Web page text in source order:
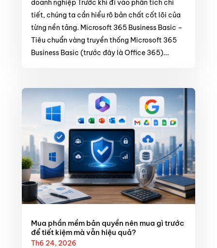
doanh nghiệp Trước khi đi vào phân tích chi
tiết, chúng ta cần hiểu rõ bản chất cốt lõi của
từng nền tảng. Microsoft 365 Business Basic –
Tiêu chuẩn vàng truyền thống Microsoft 365
Business Basic (trước đây là Office 365)...
Mua phần mềm bản quyền nên mua gì trước
để tiết kiệm mà vẫn hiệu quả?
Th6 24, 2026